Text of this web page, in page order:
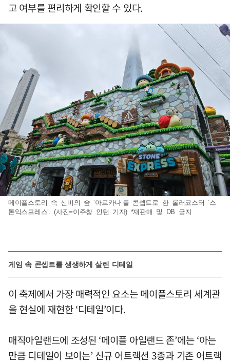
고 여부를 편리하게 확인할 수 있다.
메이플스토리 속 신비의 숲 ‘아르카나’를 콘셉트로 한 롤러코스터 ‘스
톤익스프레스’. (사진=이주창 인턴 기자) *재판매 및 DB 금지
게임 속 콘셉트를 생생하게 살린 디테일
이 축제에서 가장 매력적인 요소는 메이플스토리 세계관
을 현실에 재현한 ‘디테일’이다.
매직아일랜드에 조성된 ‘메이플 아일랜드 존’에는 ‘아는
만큼 디테일이 보이는’ 신규 어트랙션 3종과 기존 어트랙